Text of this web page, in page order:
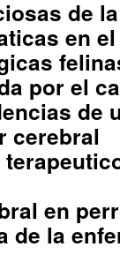
de
en
por el
de
cerebral
en
de la